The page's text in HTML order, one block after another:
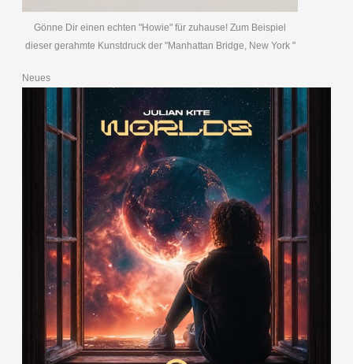
Gönne Dir einen echten "Howie" für zuhause! Zum Beispiel
dieser gerahmte Kunstdruck der "Manhattan Bridge, New York "
Neues